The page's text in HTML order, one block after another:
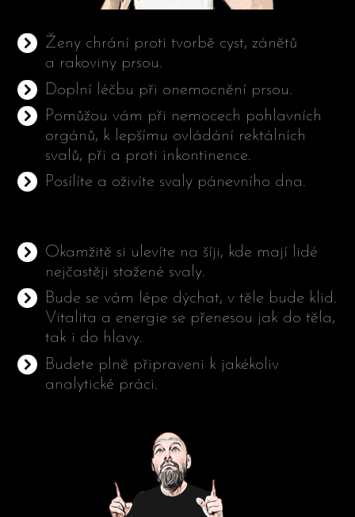
Ženy chrání proti tvorbě cyst, zánětů
a rakoviny prsou.
Doplní léčbu při onemocnění prsou.
Pomůžou vám při nemocech pohlavních
orgánů, k lepšímu ovládání rektálních
svalů, při a proti inkontinence.
Posílíte a oživíte svaly pánevního dna.
Okamžitě si ulevíte na šíji, kde mají lidé
nejčastěji stažené svaly.
Bude se vám lépe dýchat, v těle bude klid.
Vitalita a energie se přenesou jak do těla,
tak i do hlavy.
Budete plně připraveni k jakékoliv
analytické práci.